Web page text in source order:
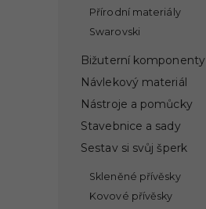
Přírodní materiály
Swarovski
Bižuterní komponenty
Návlekový materiál
Nástroje a pomůcky
Stavebnice a sady
Sestav si svůj šperk
Skleněné přívěsky
Kovové přívěsky